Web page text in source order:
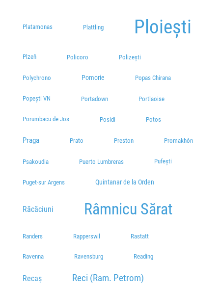
Platamonas Plattling Ploiești
Plzeň Policoro Polizești
Polychrono Pomorie Popas Chirana
Popești VN Portadown Portlaoise
Porumbacu de Jos Posidi Potos
Praga Prato Preston Promakhón
Psakoudia Puerto Lumbreras Pufești
Puget-sur Argens Quintanar de la Orden
Răcăciuni Râmnicu Sărat
Randers Rapperswil Rastatt
Ravenna Ravensburg Reading
Recaș Reci (Ram. Petrom)